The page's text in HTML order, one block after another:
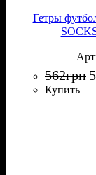
Гетры
562грн
Купить